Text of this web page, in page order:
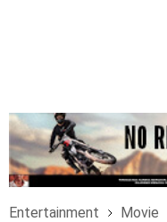
Entertainment Movie